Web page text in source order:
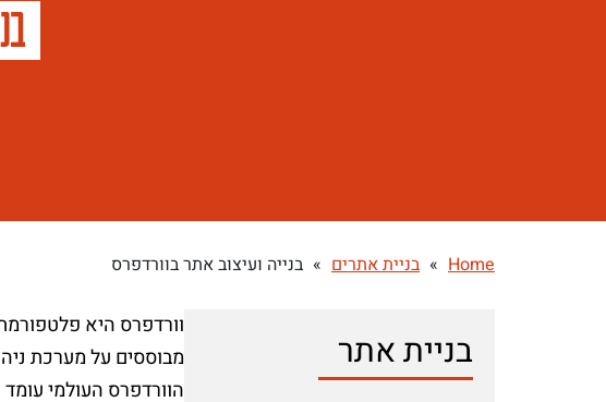
Home
» בניית אתרים » בנייה ועיצוב אתר בוורדפרס
בניית אתר